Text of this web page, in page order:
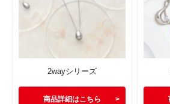
2wayシリーズ
商品詳細はこちら